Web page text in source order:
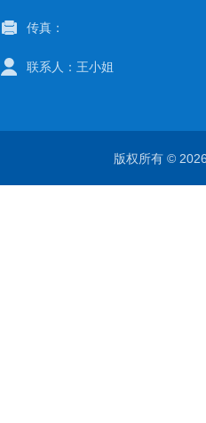
传真：
联系人：王小姐
版权所有 ©